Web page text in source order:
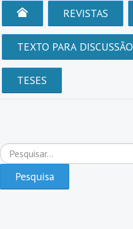
REVISTAS
TEXTO PARA DISCUSSÃO
TESES
Pesquisar...
Pesquisa